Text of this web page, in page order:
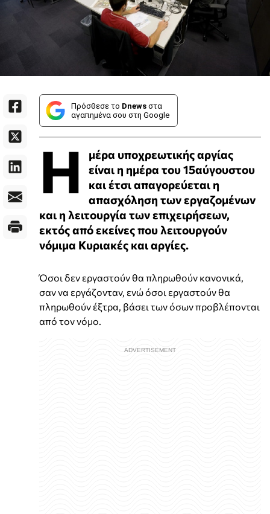
Πρόσθεσε το Dnews στα
αγαπημένα σου στη Google
Η
μέρα υποχρεωτικής αργίας
είναι η ημέρα του 15αύγουστου
και έτσι απαγορεύεται η
απασχόληση των εργαζομένων
και η λειτουργία των επιχειρήσεων,
εκτός από εκείνες που λειτουργούν
νόμιμα Κυριακές και αργίες.
Όσοι δεν εργαστούν θα πληρωθούν κανονικά,
σαν να εργάζονταν, ενώ όσοι εργαστούν θα
πληρωθούν έξτρα, βάσει των όσων προβλέπονται
από τον νόμο.